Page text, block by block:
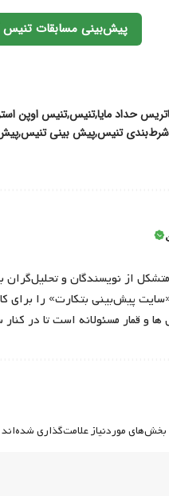
پیش‌بینی مسابقات تنیس
حداد مایاتنیستنیس اوپن
شرط‌بندی تنیسپیش بینی تنیس
از نویسندگان و
پیش‌بینی بتکارت» را برای
و قمار مسئولانه است تا در
بخش‌های موردنیاز علامت‌گذاری شده‌اند